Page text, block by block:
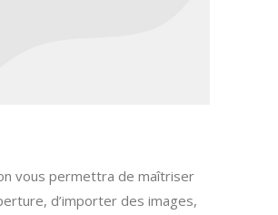
vous permettra de maîtriser
d’importer des images,